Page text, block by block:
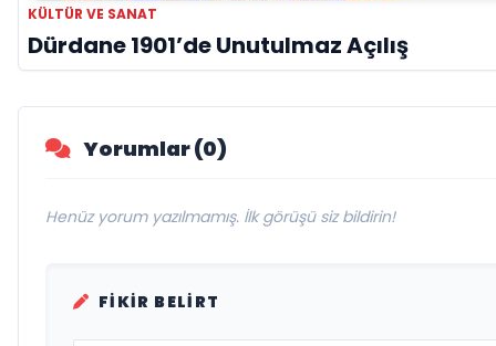
KÜLTÜR VE SANAT
Dürdane 1901’de Unutulmaz Açılış
Yorumlar (0)
Henüz yorum yazılmamış. İlk görüşü siz bildirin!
FIKIR BELIRT